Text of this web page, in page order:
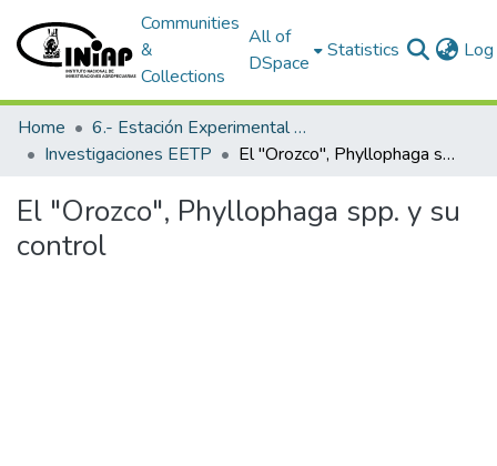
Communities
&
Collections
All of
DSpace
Statistics
Home
6.- Estación Experimental Tropical Pichilingue
Investigaciones EETP
El "Orozco", Phyllophaga spp. y su control
El "Orozco", Phyllophaga spp. y su
control